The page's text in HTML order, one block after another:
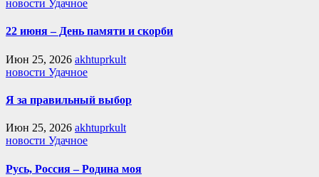
новости Удачное
22 июня – День памяти и скорби
Июн 25, 2026 akhtuprkult
новости Удачное
Я за правильный выбор
Июн 25, 2026 akhtuprkult
новости Удачное
Русь, Россия – Родина моя